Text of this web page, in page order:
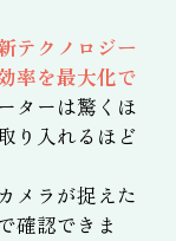
テクノロジー
率を最大化で
ターは驚くほ
り入れるほど
メラが捉えた
確認できま